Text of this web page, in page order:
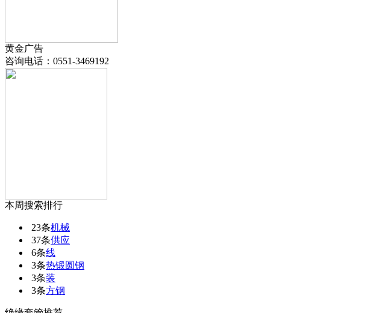
黄金广告
咨询电话： 0551-3469192
本周搜索排行
23条机械
37条供应
6条线
3条热锻圆钢
3条装
3条方钢